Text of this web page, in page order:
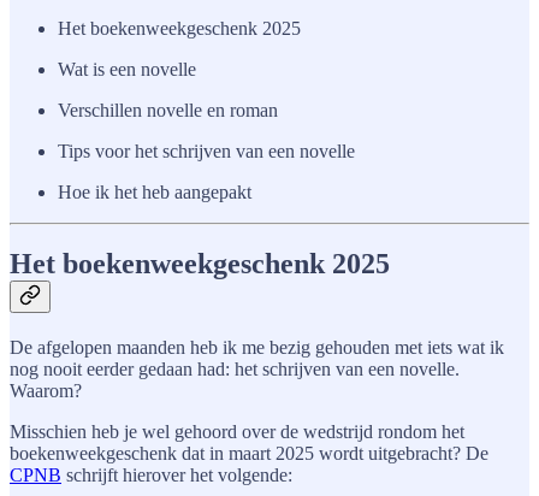
Het boekenweekgeschenk 2025
Wat is een novelle
Verschillen novelle en roman
Tips voor het schrijven van een novelle
Hoe ik het heb aangepakt
Het boekenweekgeschenk 2025
De afgelopen maanden heb ik me bezig gehouden met iets wat ik
nog nooit eerder gedaan had: het schrijven van een novelle.
Waarom?
Misschien heb je wel gehoord over de wedstrijd rondom het
boekenweekgeschenk dat in maart 2025 wordt uitgebracht? De
CPNB schrijft hierover het volgende: